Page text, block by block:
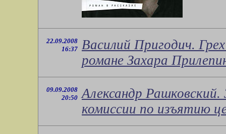
22.09.2008
16:37 Василий Пригодич.
романе Захара
09.09.2008
20:50 Александр
комиссии по изъятию